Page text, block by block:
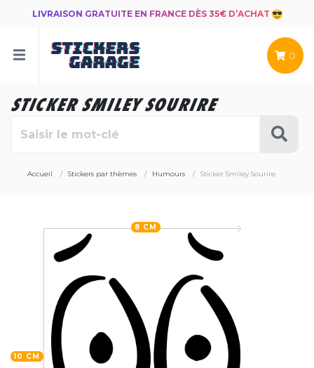
LIVRAISON GRATUITE EN FRANCE DÈS 35€ D’ACHAT
0
STICKER SMILEY SOURIRE
Accueil Stickers par thèmes Humours Sticker Smiley Sourire
10 CM
8 CM